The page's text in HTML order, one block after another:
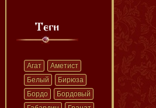
Агат
Аметист
Белый
Бирюза
Бордо
Бордовый